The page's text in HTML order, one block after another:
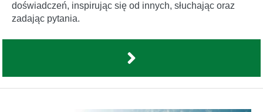
doświadczeń, inspirując się od innych, słuchając oraz
zadając pytania.